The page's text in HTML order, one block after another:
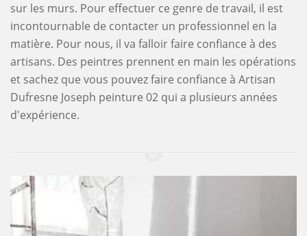
sur les murs. Pour effectuer ce genre de travail, il est
incontournable de contacter un professionnel en la
matière. Pour nous, il va falloir faire confiance à des
artisans. Des peintres prennent en main les opérations
et sachez que vous pouvez faire confiance à Artisan
Dufresne Joseph peinture 02 qui a plusieurs années
d'expérience.